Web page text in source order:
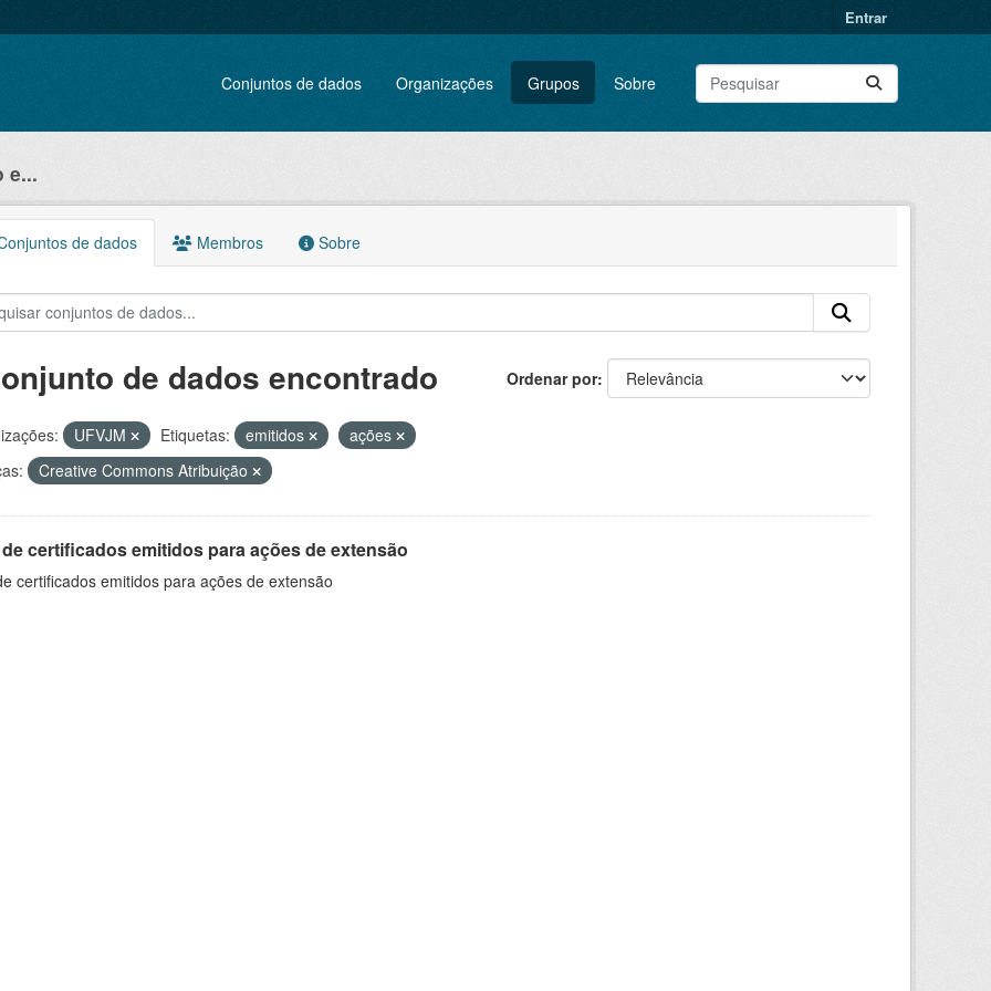
Entrar
Conjuntos de dados Organizações Grupos Sobre
e...
de dados Membros Sobre
Ordenar por
de dados encontrado
UFVJM Etiquetas: emitidos
ações
Creative Commons Atribuição
certificados emitidos para ações de extensão
certificados emitidos para ações de extensão